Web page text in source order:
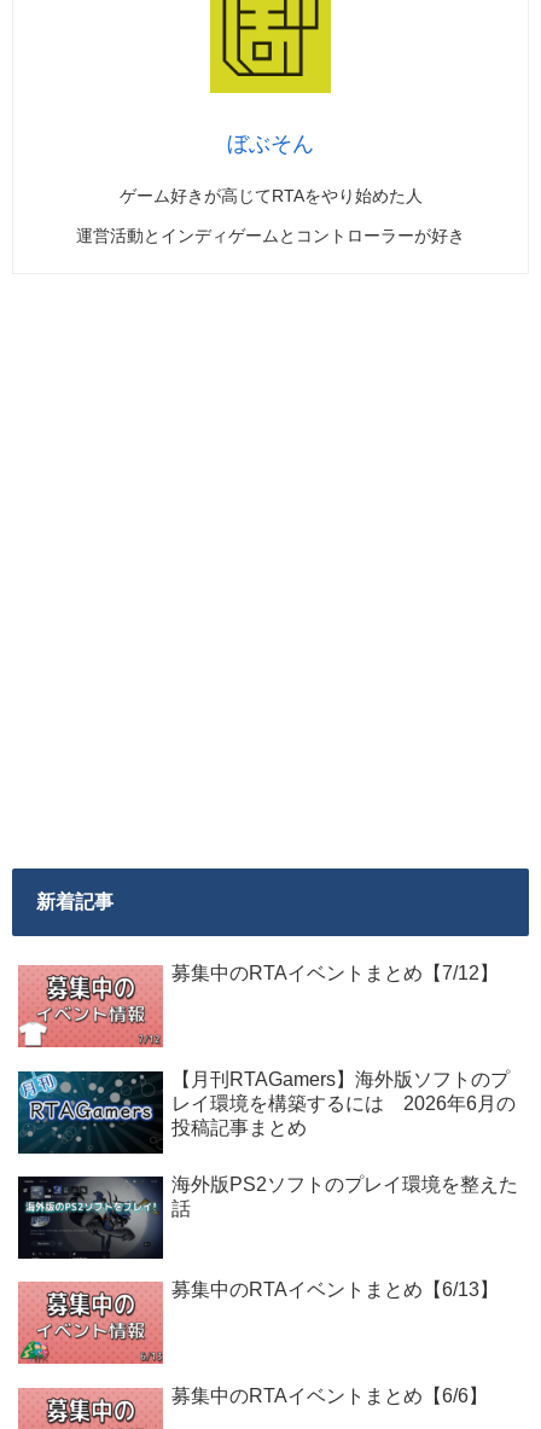
ぼぶそん
ゲーム好きが高じてRTAをやり始めた人
運営活動とインディゲームとコントローラーが好き
新着記事
募集中のRTAイベントまとめ【7/12】
【月刊RTAGamers】海外版ソフトのプ
レイ環境を構築するには 2026年6月の
投稿記事まとめ
海外版PS2ソフトのプレイ環境を整えた
話
募集中のRTAイベントまとめ【6/13】
募集中のRTAイベントまとめ【6/6】